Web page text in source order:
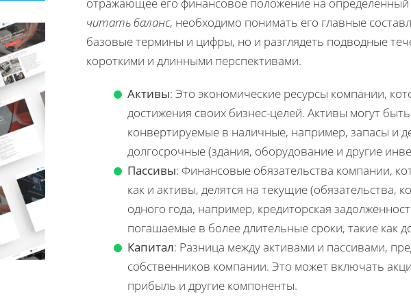
читать баланс, необходимо понимать его главные
базовые термины и цифры, но и разглядеть подводные
короткими и длинными перспективами.
Активы: Это экономические ресурсы компании,
достижения своих бизнес-целей. Активы могут
конвертируемые в наличные, например, запасы и
долгосрочные (здания, оборудование и другие
Пассивы: Финансовые обязательства компании,
как и активы, делятся на текущие (обязательства,
одного года, например, кредиторская
погашаемые в более длительные сроки, такие как
Капитал: Разница между активами и пассивами,
собственников компании. Это может включать
прибыль и другие компоненты.